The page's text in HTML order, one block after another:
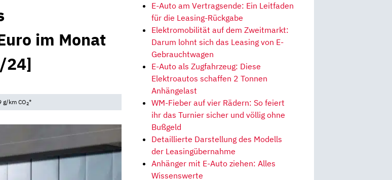
im Monat
24]
g/km CO2*
E-Auto am Vertragsende: Ein Leitfaden
für die Leasing-Rückgabe
Elektromobilität auf dem Zweitmarkt:
Darum lohnt sich das Leasing von E-
Gebrauchtwagen
E-Auto als Zugfahrzeug: Diese
Elektroautos schaffen 2 Tonnen
Anhängelast
WM-Fieber auf vier Rädern: So feiert
ihr das Turnier sicher und völlig ohne
Bußgeld
Detaillierte Darstellung des Modells
der Leasingübernahme
Anhänger mit E-Auto ziehen: Alles
Wissenswerte